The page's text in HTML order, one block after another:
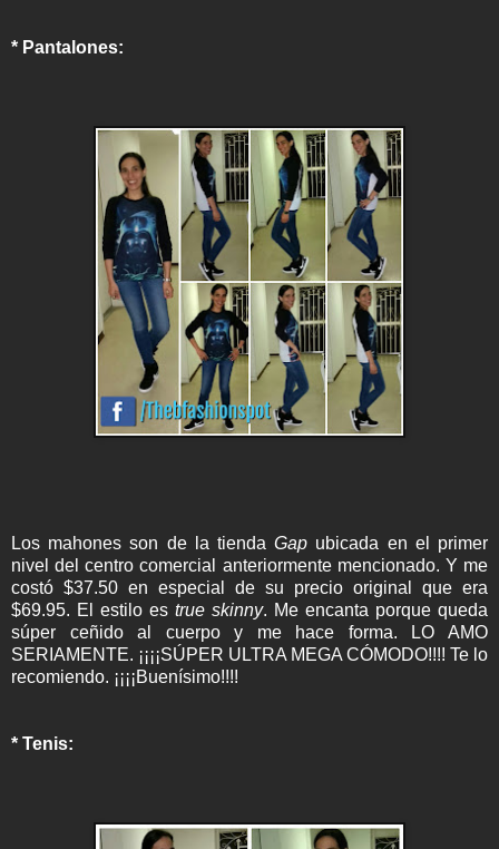
* Pantalones:
Los mahones son de la tiendaGap ubicada en el primer
nivel del centro comercial anteriormente mencionado. Y me
costó $37.50 en especial de su precio original que era
$69.95. El estilo es true skinny. Me encanta porque queda
súper ceñido al cuerpo y me hace forma. LO AMO
SERIAMENTE. ¡¡¡¡SÚPER ULTRA MEGA CÓMODO!!!! Te lo
recomiendo. ¡¡¡¡Buenísimo!!!!
* Tenis: